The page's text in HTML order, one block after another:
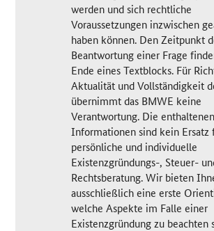
werden und sich rechtliche
Voraussetzungen inzwischen
haben können. Den Zeitpunkt
Beantwortung einer Frage
Ende eines Textblocks. Für
Aktualität und Vollständigkeit
übernimmt das BMWE keine
Verantwortung. Die enthaltenen
Informationen sind kein Ersatz
persönliche und individuelle
Existenzgründungs-, Steuer-
Rechtsberatung. Wir bieten
ausschließlich eine erste
welche Aspekte im Falle einer
Existenzgründung zu beachten